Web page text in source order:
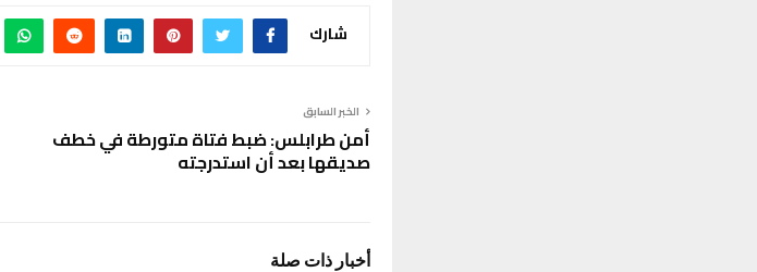
شارك
الخبر السابق
أمن طرابلس: ضبط فتاة متورطة في خطف
صديقها بعد أن استدرجته
أخبار ذات صلة